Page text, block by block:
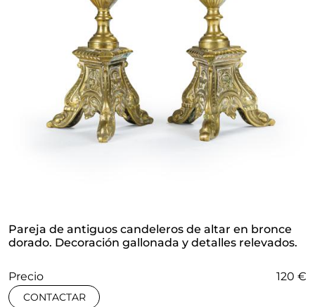
Pareja de antiguos candeleros de altar en bronce
dorado. Decoración gallonada y detalles relevados.
Precio 120 €
CONTACTAR